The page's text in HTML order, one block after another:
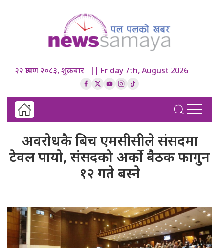
२२ श्रावण २०८३, शुक्रबार || Friday 7th, August 2026
अवरोधकै बिच एमसीसीले संसदमा
टेवल पायो, संसदको अर्को बैठक फागुन
१२ गते बस्ने